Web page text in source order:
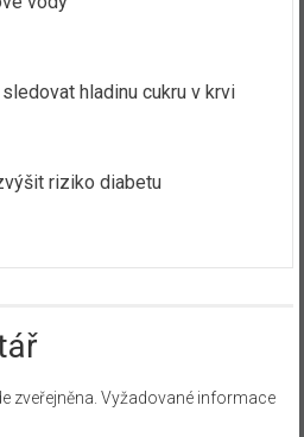
hladinu cukru v krvi
riziko diabetu
zveřejněna. Vyžadované informace